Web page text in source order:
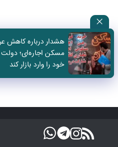
هشدار درباره کاهش
مسکن اجاره‌ای؛
خود را وارد بازار کند